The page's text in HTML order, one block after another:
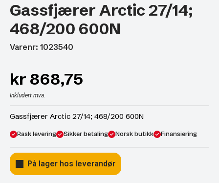
Gassfjærer Arctic 27/14;
468/200 600N
Varenr: 1023540
kr 868,75
Inkludert mva.
Gassfjærer Arctic 27/14; 468/200 600N
Rask levering Sikker betaling Norsk butikk Finansiering
På lager hos leverandør